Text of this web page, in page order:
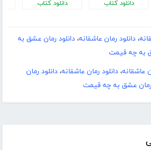
دانلود کتاب دانلود کتاب
، دانلود رمان عاشقانه، دانلود رمان عشق به
به چه قیمت
عاشقانه، دانلود رمان عاشقانه، دانلود رمان
رمان عشق به چه قیمت